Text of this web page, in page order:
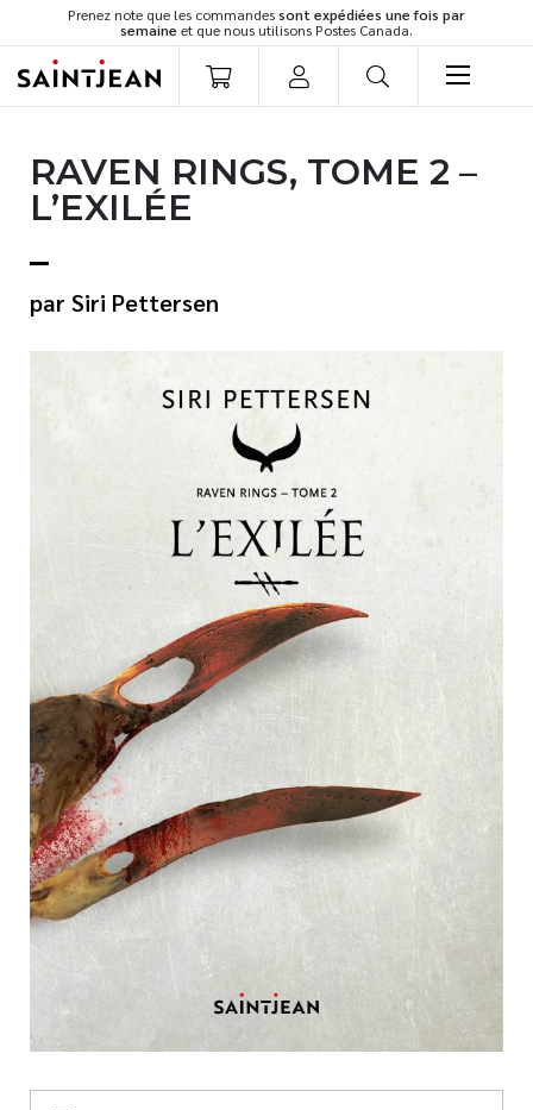
Prenez note que les commandessont expédiées une fois par
semaine et que nous utilisons Postes Canada.
Romans
Cuisine
Spiritualité
Famille
Culture générale
Meilleurs vendeurs
Page vedette
AUTEURS
À PROPOS
CONTACT
RAVEN RINGS, TOME 2 –
L’EXILÉE
Siri Pettersen